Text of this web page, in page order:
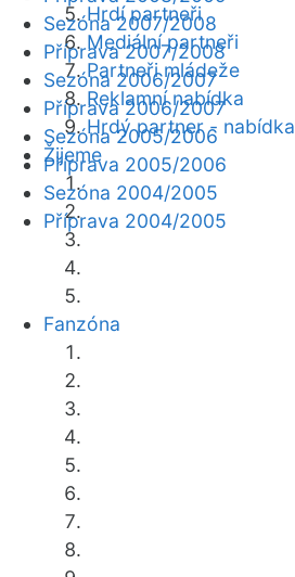
Hrdí partneři
Mediální partneři
Partneři mládeže
Reklamní nabídka
Hrdý partner - nabídka
Žijeme
Fanzóna
Sezóna 2007/2008
Příprava 2007/2008
Sezóna 2006/2007
Příprava 2006/2007
Sezóna 2005/2006
Příprava 2005/2006
Sezóna 2004/2005
Příprava 2004/2005